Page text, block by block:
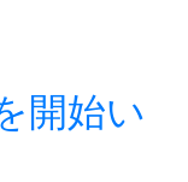
開始い